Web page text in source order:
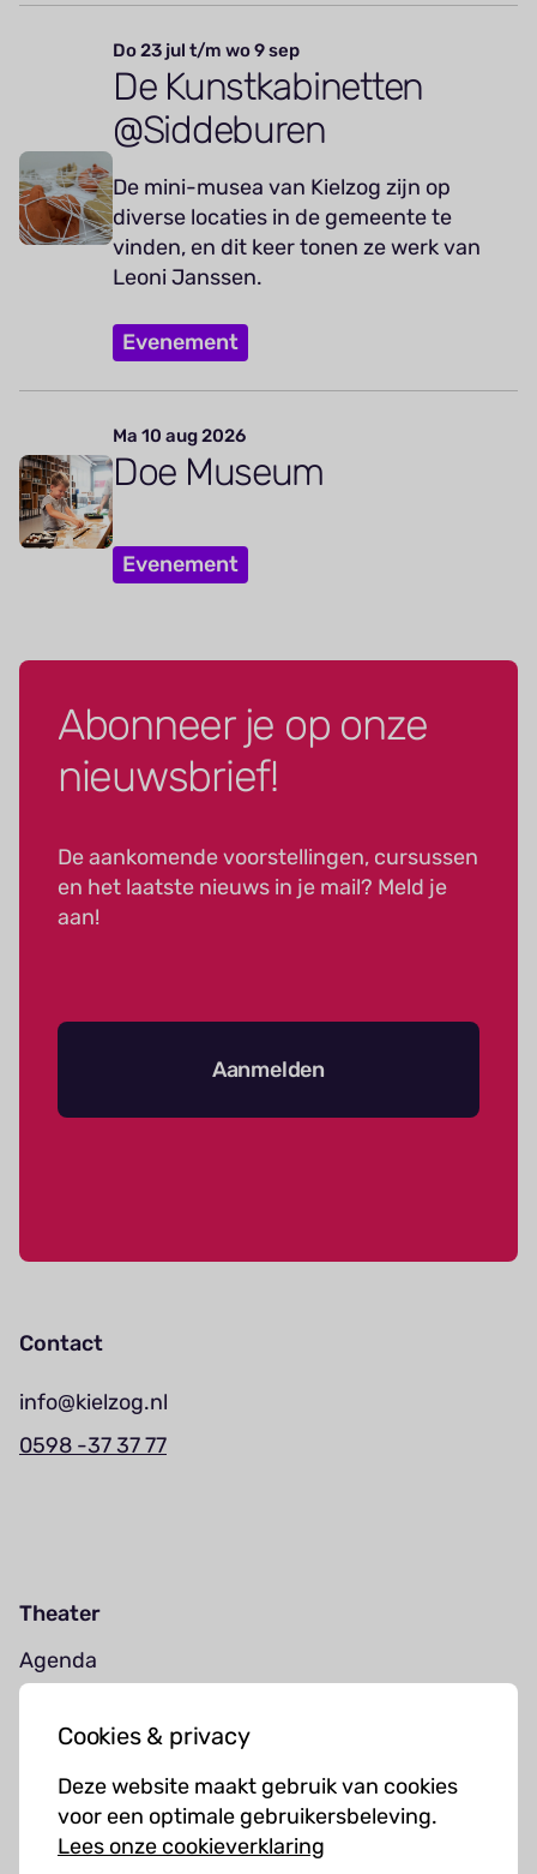
Cookies & privacy
Deze website maakt gebruik van cookies
voor een optimale gebruikersbeleving.
Lees onze cookieverklaring
Do 23 jul t/m wo 9 sep
De Kunstkabinetten
@Siddeburen
De mini-musea van Kielzog zijn op
diverse locaties in de gemeente te
vinden, en dit keer tonen ze werk van
Leoni Janssen.
Evenement
Ma 10 aug 2026
Doe Museum
Evenement
Abonneer je op onze
nieuwsbrief!
De aankomende voorstellingen, cursussen
en het laatste nieuws in je mail? Meld je
aan!
Aanmelden
Contact
info@kielzog.nl
0598 -37 37 77
Theater
Agenda
Muziekcursussen
Kunst cursussen